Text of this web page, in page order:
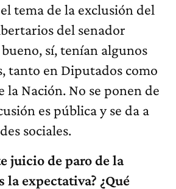
tema de la exclusión del
del senador
sí, tenían algunos
tanto en Diputados como
la Nación. No se ponen de
es pública y se da a
sociales.
juicio de paro de la
la expectativa? ¿Qué